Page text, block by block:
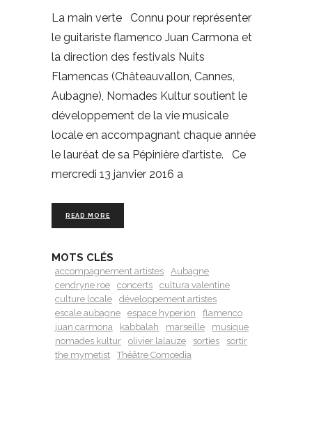
La main verte Connu pour représenter
le guitariste flamenco Juan Carmona et
la direction des festivals Nuits
Flamencas (Châteauvallon, Cannes,
Aubagne), Nomades Kultur soutient le
développement de la vie musicale
locale en accompagnant chaque année
le lauréat de sa Pépinière d’artiste. Ce
mercredi 13 janvier 2016 a
READ MORE
MOTS CLÉS
accompagnement artistes
Aubagne
cendryne roe
concerts
cultura valentine
culture locale
développement artistes
escale aubagne
espace hyperion
flamenco
juan carmona
kabbalah marseille
musique
nomades kultur
olivier lalauze sorties
sortir
the mymetist
Théâtre Comœdia